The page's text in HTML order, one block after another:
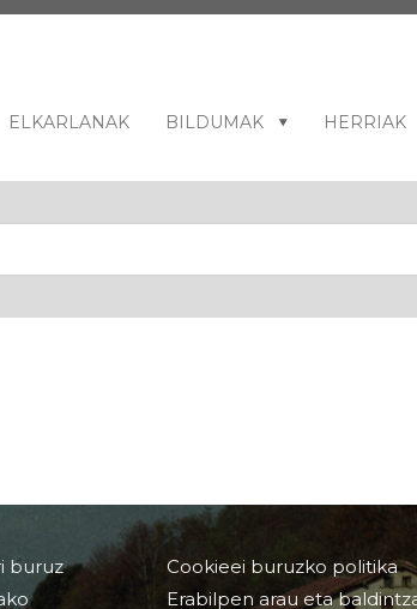
ELKARLANAK BILDUMAK HERRIAK
buruz
Cookieei buruzko politika
Erabilpen arau eta